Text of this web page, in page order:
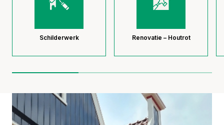
Schilderwerk Renovatie – Houtrot